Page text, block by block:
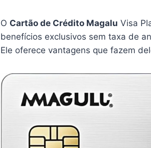
O Cartão de Crédito Magalu Visa
benefícios exclusivos sem taxa de
Ele oferece vantagens que fazem